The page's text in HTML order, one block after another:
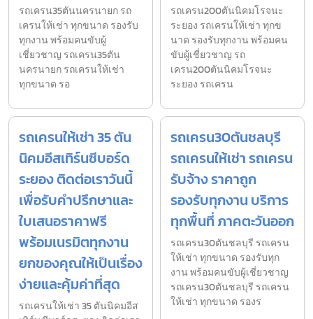
รถเครน35ตันนครนายก รถ
เครนให้เช่า ทุกขนาด รองรับ
ทุกงาน พร้อมคนขับผู้
เชี่ยวชาญ รถเครน35ตัน
นครนายก รถเครนให้เช่า
ทุกขนาด รอ
รถเครน200ตันนิคมโรจนะ
ระยอง รถเครนให้เช่า ทุกข
นาด รองรับทุกงาน พร้อมคน
ขับผู้เชี่ยวชาญ รถ
เครน200ตันนิคมโรจนะ
ระยอง รถเครน
รถเครนให้เช่า 35 ตัน
นิคมอีสเทิร์นซีบอร์ด
ระยอง ติดต่อเราวันนี้
เพื่อรับคำปรึกษาและ
ใบเสนอราคาฟรี
พร้อมเนรมิตทุกงาน
ยกของคุณให้เป็นเรื่อง
ง่ายและคุ้มค่าที่สุด
รถเครนให้เช่า 35 ตันนิคมอีส
รถเครน30ตันชลบุรี
รถเครนให้เช่า รถเครน
รับจ้าง ราคาถูก
รองรับทุกงาน บริการ
ทุกพื้นที่ ภาคตะวันออก
รถเครน30ตันชลบุรี รถเครน
ให้เช่า ทุกขนาด รองรับทุก
งาน พร้อมคนขับผู้เชี่ยวชาญ
รถเครน30ตันชลบุรี รถเครน
ให้เช่า ทุกขนาด รองร